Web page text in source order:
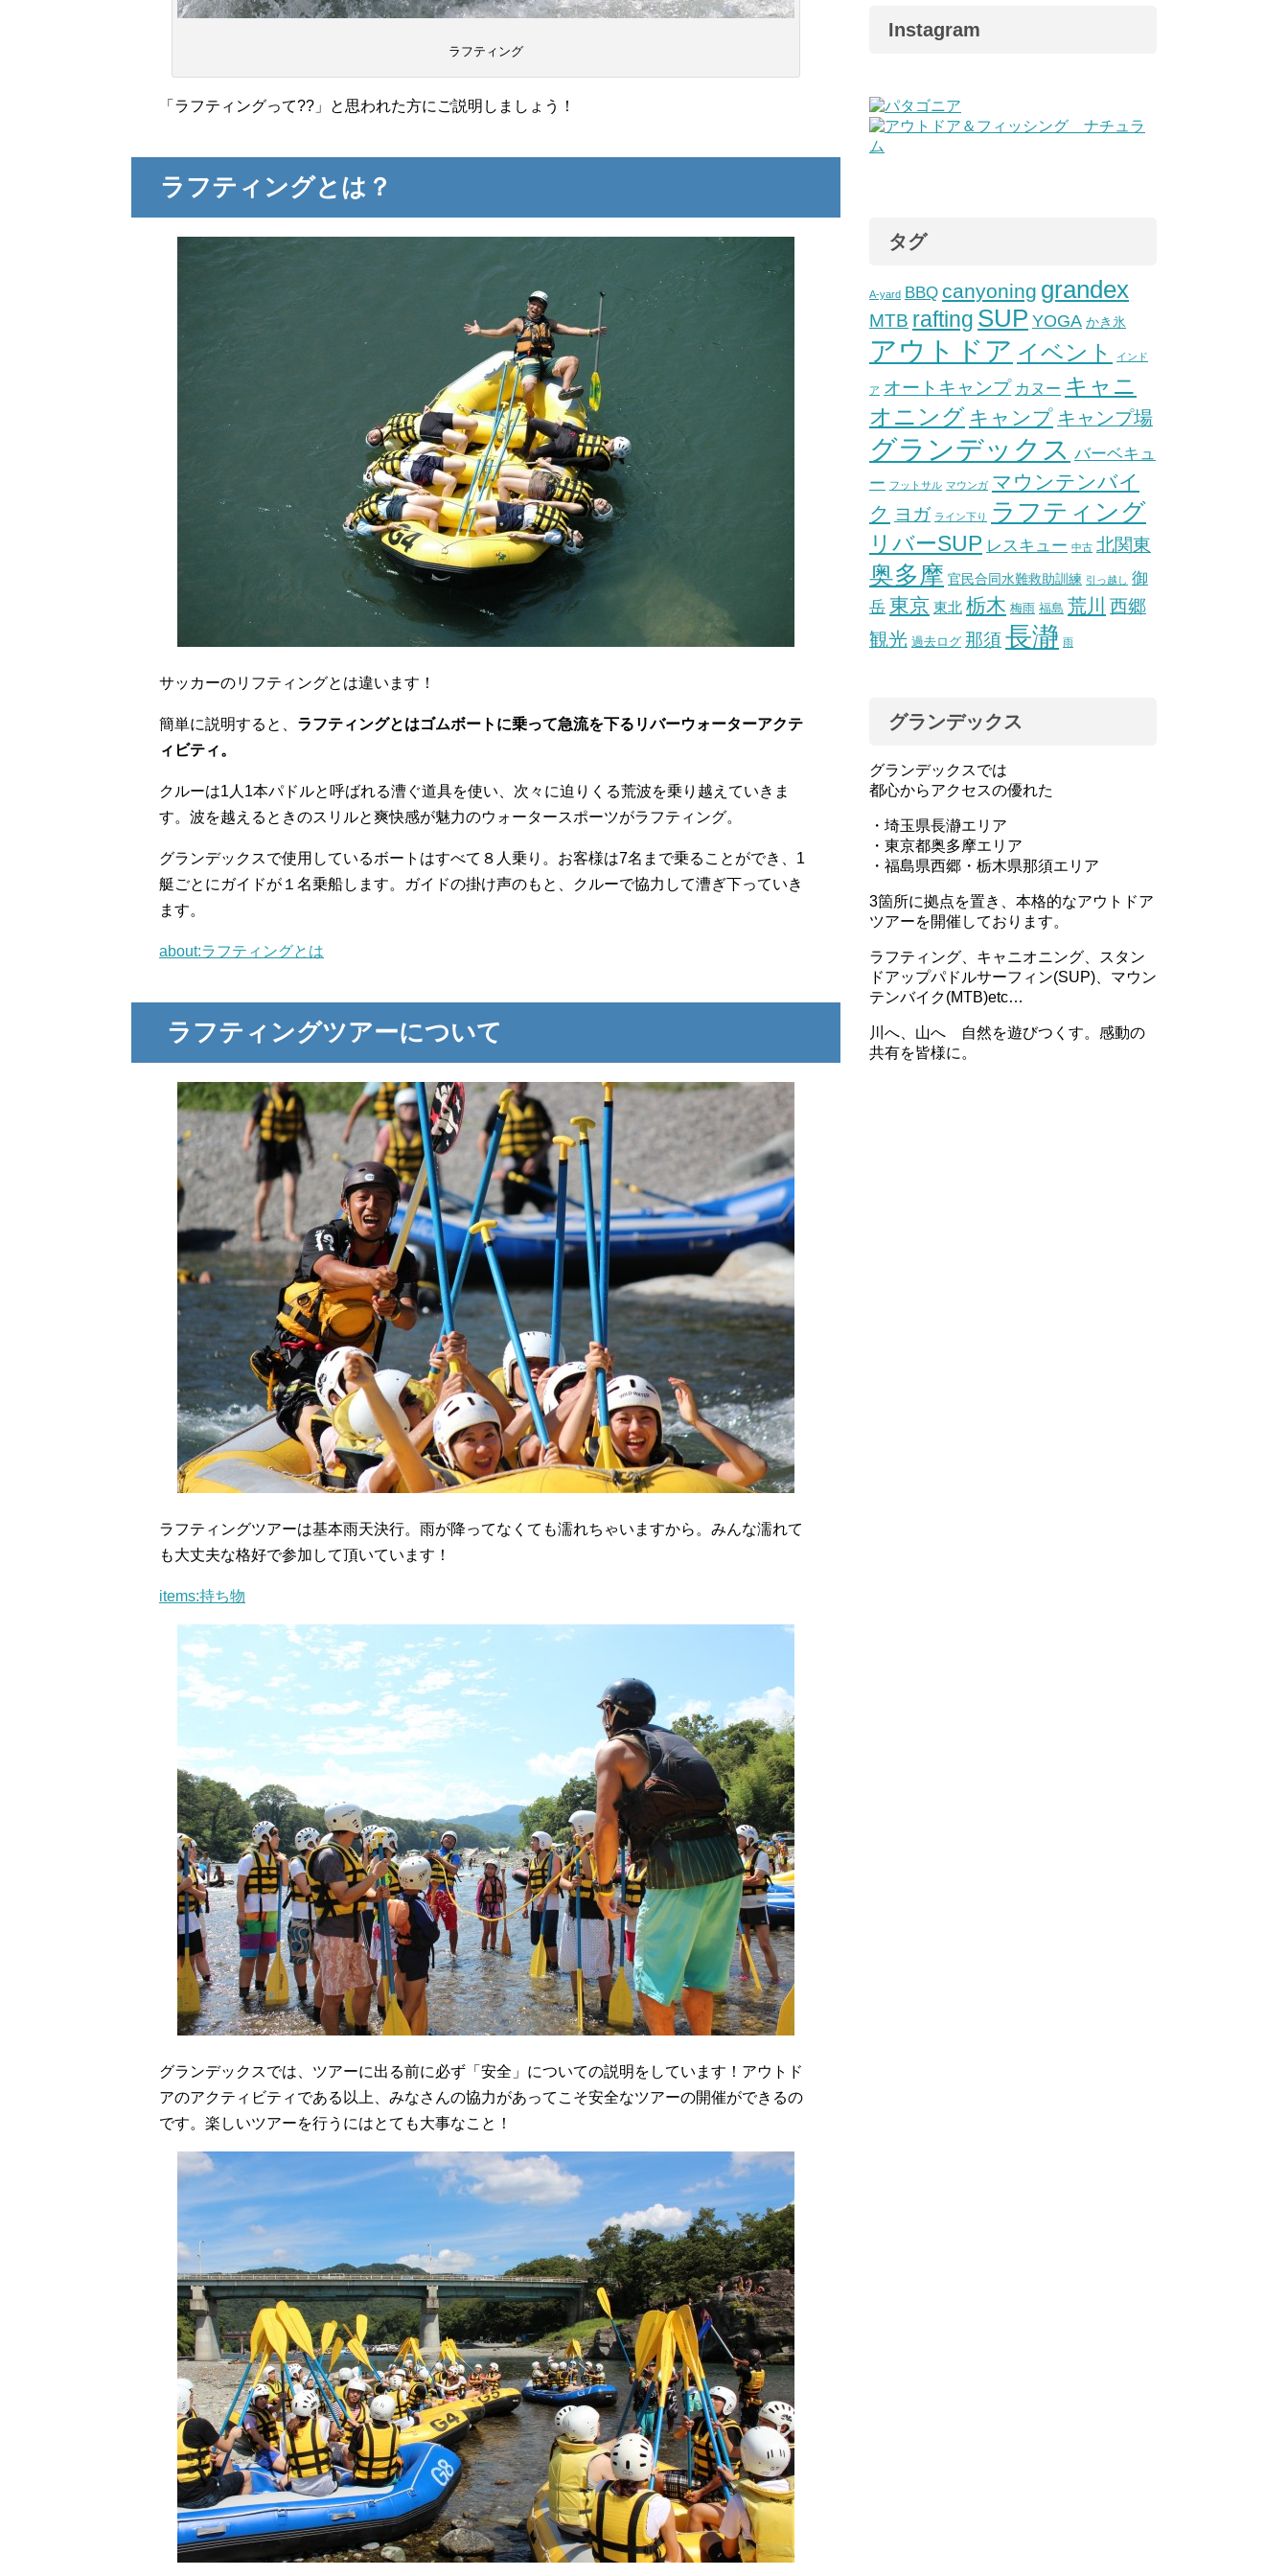
ラフティング
「ラフティングって??」と思われた方にご説明しましょう！
ラフティングとは？
サッカーのリフティングとは違います！
簡単に説明すると、 ラフティングとはゴムボートに乗って急流を下るリバーウォーターアクテ
ィビティ。
クルーは1人1本パドルと呼ばれる漕ぐ道具を使い、次々に迫りくる荒波を乗り越えていきま
す。波を越えるときのスリルと爽快感が魅力のウォータースポーツがラフティング。
グランデックスで使用しているボートはすべて８人乗り。お客様は7名まで乗ることができ、1
艇ごとにガイドが１名乗船します。ガイドの掛け声のもと、クルーで協力して漕ぎ下っていき
ます。
about:ラフティングとは
ラフティングツアーについて
ラフティングツアーは基本雨天決行。雨が降ってなくても濡れちゃいますから。みんな濡れて
も大丈夫な格好で参加して頂いています！
items:持ち物
グランデックスでは、ツアーに出る前に必ず「安全」についての説明をしています！アウトド
アのアクティビティである以上、みなさんの協力があってこそ安全なツアーの開催ができるの
です。楽しいツアーを行うにはとても大事なこと！
Instagram
タグ
A-yard BBQ canyoning grandex
MTB rafting SUP YOGA かき氷
アウトドア イベント インド
ア オートキャンプ カヌー キャニ
オニング キャンプ キャンプ場
グランデックス バーベキュ
ー フットサル マウンガ マウンテンバイ
ク ヨガ ライン下り ラフティング
リバーSUP レスキュー 中古 北関東
奥多摩 官民合同水難救助訓練 引っ越し 御
岳 東京 東北 栃木 梅雨 福島 荒川 西郷
観光 過去ログ 那須長瀞 雨
グランデックス
グランデックスでは
都心からアクセスの優れた
・埼玉県長瀞エリア
・東京都奥多摩エリア
・福島県西郷・栃木県那須エリア
3箇所に拠点を置き、本格的なアウトドア
ツアーを開催しております。
ラフティング、キャニオニング、スタン
ドアップパドルサーフィン(SUP)、マウン
テンバイク(MTB)etc…
川へ、山へ 自然を遊びつくす。感動の
共有を皆様に。